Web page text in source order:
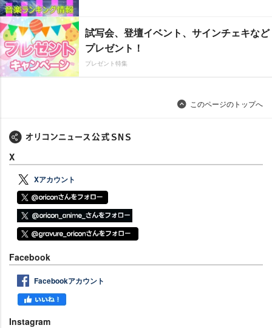
試写会、登壇イベント、サインチェキなど
プレゼント！
プレゼント特集
このページのトップへ
X
Xアカウント
Facebook
Facebookアカウント
Instagram